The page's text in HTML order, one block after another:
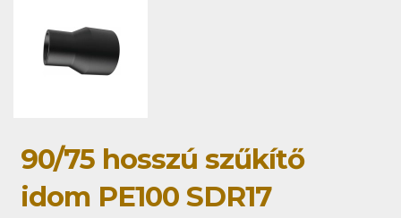
90/75 hosszú szűkítő
idom PE100 SDR17